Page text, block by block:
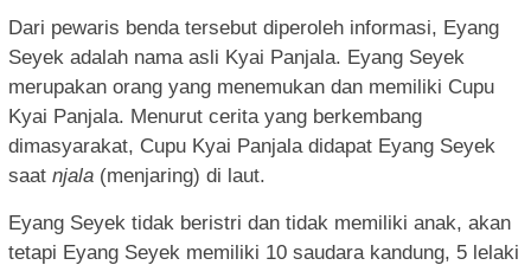
Dari pewaris benda tersebut diperoleh informasi, Eyang
Seyek adalah nama asli Kyai Panjala. Eyang Seyek
merupakan orang yang menemukan dan memiliki Cupu
Kyai Panjala. Menurut cerita yang berkembang
dimasyarakat, Cupu Kyai Panjala didapat Eyang Seyek
saat njala (menjaring) di laut.
Eyang Seyek tidak beristri dan tidak memiliki anak, akan
tetapi Eyang Seyek memiliki 10 saudara kandung, 5 lelaki